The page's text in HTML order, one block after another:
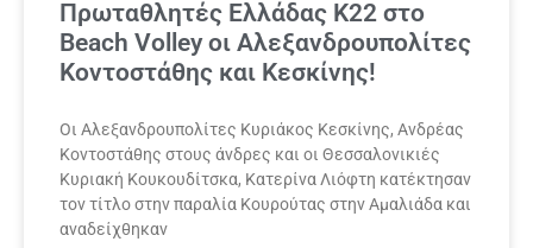
Πρωταθλητές Ελλάδας Κ22 στο
Beach Volley οι Αλεξανδρουπολίτες
Κοντοστάθης και Κεσκίνης!
Οι Αλεξανδρουπολίτες Κυριάκος Κεσκίνης, Ανδρέας
Κοντοστάθης στους άνδρες και οι Θεσσαλονικιές
Κυριακή Κουκουδίτσκα, Κατερίνα Λιόφτη κατέκτησαν
τον τίτλο στην παραλία Κουρούτας στην Αμαλιάδα και
αναδείχθηκαν